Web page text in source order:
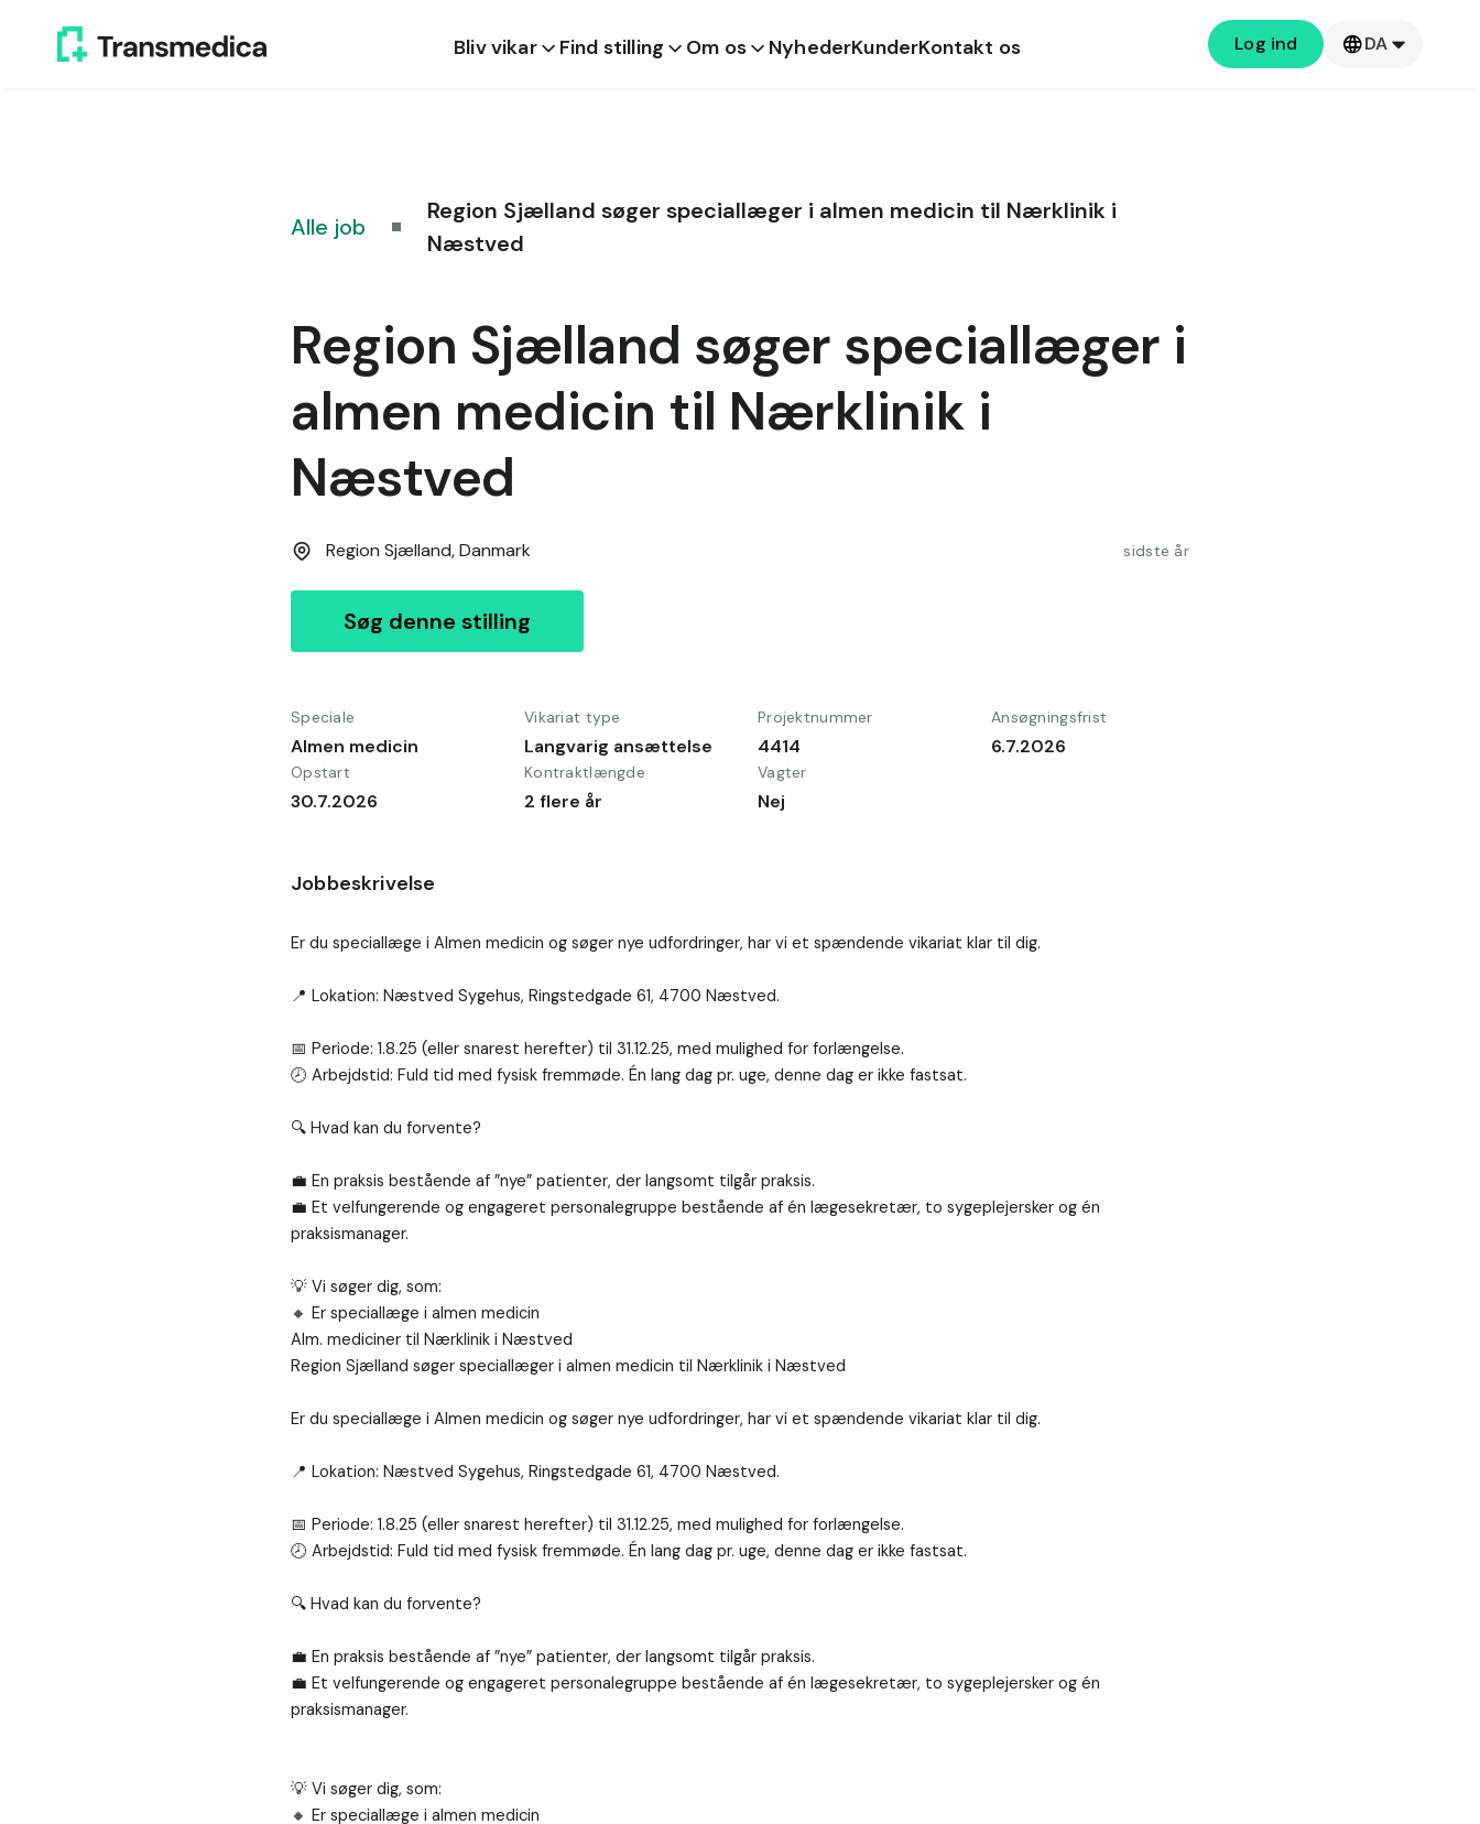
Bliv vikar Find stilling Om os NyhederKunderKontakt os Log ind DA
Alle job
Region Sjælland søger speciallæger i almen medicin til Nærklinik i
Næstved
Region Sjælland søger speciallæger i
almen medicin til Nærklinik i
Næstved
Region Sjælland,Danmark sidste år
Søg denne stilling
Speciale
Almen medicin
Vikariat type
Langvarig ansættelse
Projektnummer
4414
Ansøgningsfrist
6.7.2026
Opstart
30.7.2026
Kontraktlængde
2 flere år
Vagter
Nej
Jobbeskrivelse
Er du speciallæge i Almen medicin og søger nye udfordringer, har vi et spændende vikariat klar til dig.
📍 Lokation: Næstved Sygehus, Ringstedgade 61, 4700 Næstved.
📅 Periode: 1.8.25 (eller snarest herefter) til 31.12.25, med mulighed for forlængelse.
🕗 Arbejdstid: Fuld tid med fysisk fremmøde. Én lang dag pr. uge, denne dag er ikke fastsat.
🔍 Hvad kan du forvente?
💼 En praksis bestående af ”nye” patienter, der langsomt tilgår praksis.
💼 Et velfungerende og engageret personalegruppe bestående af én lægesekretær, to sygeplejersker og én
praksismanager.
💡 Vi søger dig, som:
🔸 Er speciallæge i almen medicin
Alm. mediciner til Nærklinik i Næstved
Region Sjælland søger speciallæger i almen medicin til Nærklinik i Næstved
Er du speciallæge i Almen medicin og søger nye udfordringer, har vi et spændende vikariat klar til dig.
📍 Lokation: Næstved Sygehus, Ringstedgade 61, 4700 Næstved.
📅 Periode: 1.8.25 (eller snarest herefter) til 31.12.25, med mulighed for forlængelse.
🕗 Arbejdstid: Fuld tid med fysisk fremmøde. Én lang dag pr. uge, denne dag er ikke fastsat.
🔍 Hvad kan du forvente?
💼 En praksis bestående af ”nye” patienter, der langsomt tilgår praksis.
💼 Et velfungerende og engageret personalegruppe bestående af én lægesekretær, to sygeplejersker og én
praksismanager.
💡 Vi søger dig, som:
🔸 Er speciallæge i almen medicin